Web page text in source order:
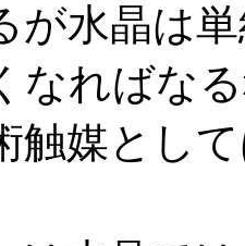
水晶は
なればな
触媒とし